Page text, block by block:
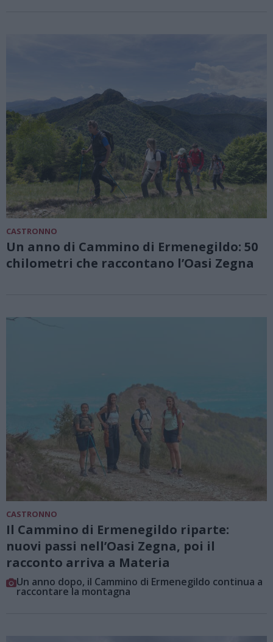
CASTRONNO
Un anno di Cammino di Ermenegildo: 50
chilometri che raccontano l’Oasi Zegna
CASTRONNO
Il Cammino di Ermenegildo riparte:
nuovi passi nell’Oasi Zegna, poi il
racconto arriva a Materia
Un anno dopo, il Cammino di Ermenegildo continua a
raccontare la montagna